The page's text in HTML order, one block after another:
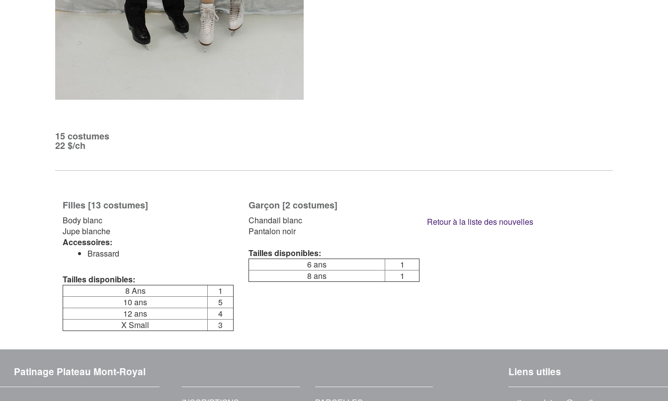
15 costumes
22 $/ch
Filles [13 costumes]
Body blanc
Jupe blanche
Accessoires:
Brassard
Tailles disponibles:
8 Ans
1
10 ans
5
12 ans
4
X Small
3
Garçon [2 costumes]
Chandail blanc
Pantalon noir
Tailles disponibles:
6 ans
1
8 ans
1
Retour à la liste des nouvelles
Patinage Plateau Mont-Royal Liens utiles